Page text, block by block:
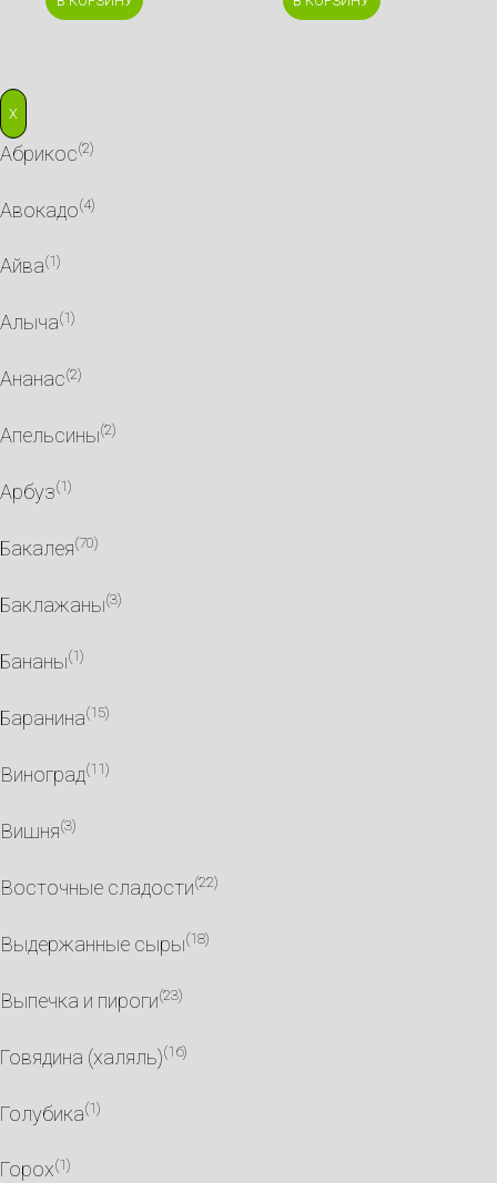
X
Абрикос(2)
Авокадо(4)
Айва(1)
Алыча(1)
Ананас(2)
Апельсины(2)
Арбуз(1)
Бакалея(70)
Баклажаны(3)
Бананы(1)
Баранина(15)
Виноград(11)
Вишня(3)
Восточные сладости(22)
Выдержанные сыры(18)
Выпечка и пироги(23)
Говядина (халяль)(16)
Голубика(1)
Горох(1)